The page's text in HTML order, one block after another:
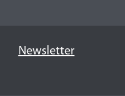
Newsletter